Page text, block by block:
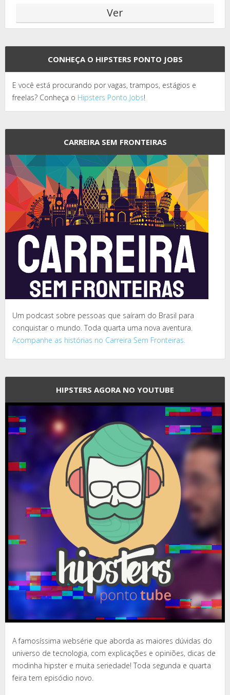
CONHEÇA O HIPSTERS PONTO JOBS
E você está procurando por vagas, trampos, estágios e
freelas? Conheça o Hipsters Ponto Jobs!
CARREIRA SEM FRONTEIRAS
Um podcast sobre pessoas que saíram do Brasil para
conquistar o mundo. Toda quarta uma nova aventura.
Acompanhe as histórias no Carreira Sem Fronteiras.
HIPSTERS AGORA NO YOUTUBE
A famosíssima websérie que aborda as maiores dúvidas do
universo de tecnologia, com explicações e opiniões, dicas de
modinha hipster e muita seriedade! Toda segunda e quarta
feira tem episódio novo.